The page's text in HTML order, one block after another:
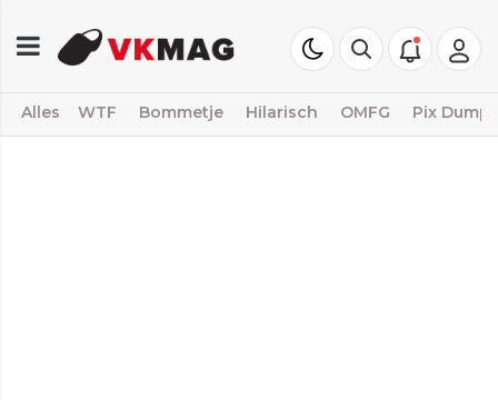
Alles WTF Bommetje Hilarisch OMFG Pix Dump